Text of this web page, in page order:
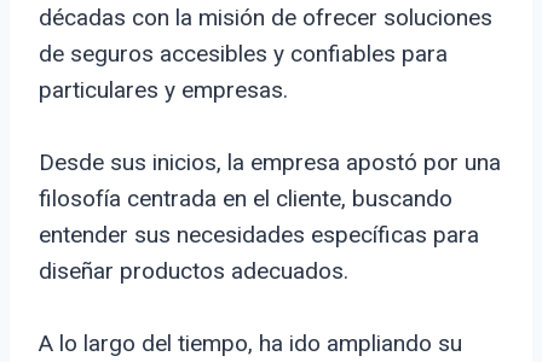
décadas con la misión de ofrecer soluciones
de seguros accesibles y confiables para
particulares y empresas.
Desde sus inicios, la empresa apostó por una
filosofía centrada en el cliente, buscando
entender sus necesidades específicas para
diseñar productos adecuados.
A lo largo del tiempo, ha ido ampliando su